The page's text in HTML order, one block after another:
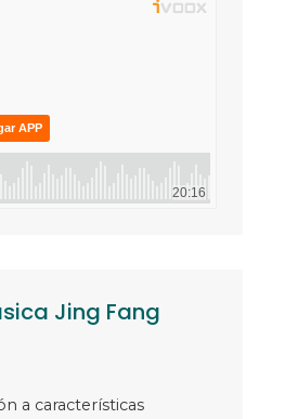
Jing Fang
a características